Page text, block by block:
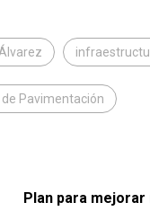
Pavimentación
Plan para